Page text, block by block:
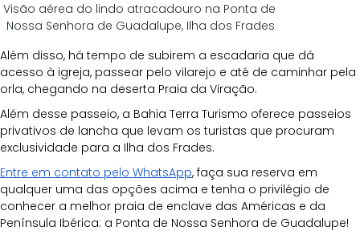
Visão aérea do lindo atracadouro na Ponta de
Nossa Senhora de Guadalupe, Ilha dos Frades
Além disso, há tempo de subirem a escadaria que dá
acesso à igreja, passear pelo vilarejo e até de caminhar pela
orla, chegando na deserta Praia da Viração.
Além desse passeio, a Bahia Terra Turismo oferece passeios
privativos de lancha que levam os turistas que procuram
exclusividade para a Ilha dos Frades.
Entre em contato pelo WhatsApp, faça sua reserva em
qualquer uma das opções acima e tenha o privilégio de
conhecer a melhor praia de enclave das Américas e da
Península Ibérica: a Ponta de Nossa Senhora de Guadalupe!